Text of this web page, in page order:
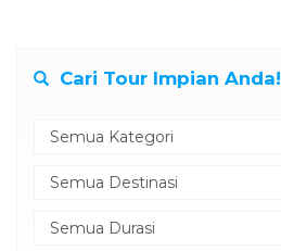
Cari Tour Impian Anda!